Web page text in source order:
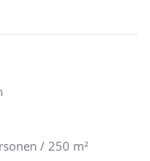
/ 250 m²